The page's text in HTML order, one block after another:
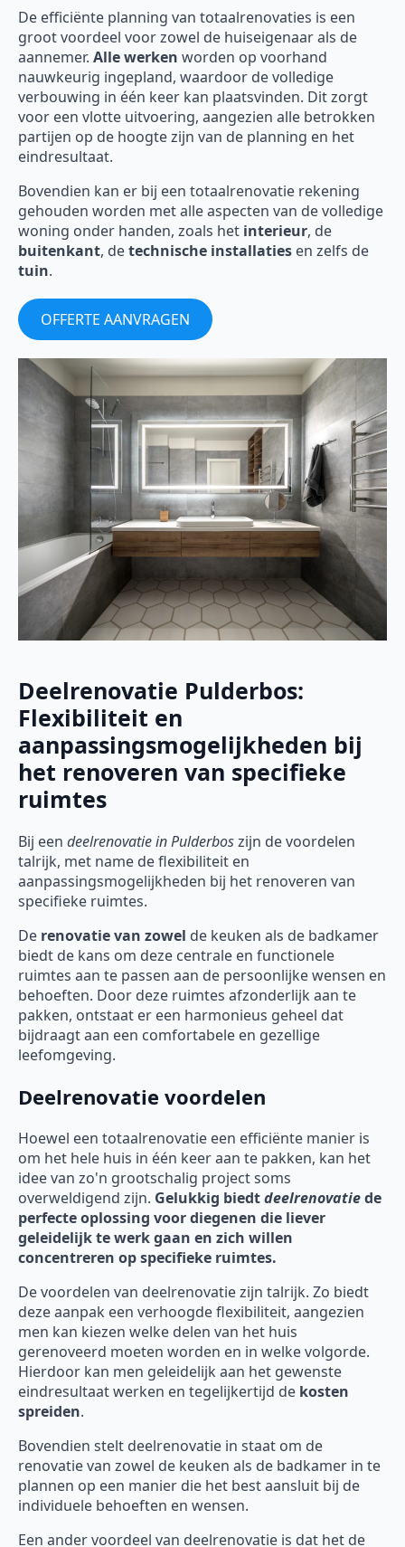
De efficiënte planning van totaalrenovaties is een
groot voordeel voor zowel de huiseigenaar als de
aannemer. Alle werken worden op voorhand
nauwkeurig ingepland, waardoor de volledige
verbouwing in één keer kan plaatsvinden. Dit zorgt
voor een vlotte uitvoering, aangezien alle betrokken
partijen op de hoogte zijn van de planning en het
eindresultaat.
Bovendien kan er bij een totaalrenovatie rekening
gehouden worden met alle aspecten van de volledige
woning onder handen, zoals het interieur, de
buitenkant, detechnische installaties en zelfs de
tuin.
OFFERTE AANVRAGEN
Deelrenovatie Pulderbos:
Flexibiliteit en
aanpassingsmogelijkheden bij
het renoveren van specifieke
ruimtes
Bij een deelrenovatiein Pulderboszijn de voordelen
talrijk, met name de flexibiliteit en
aanpassingsmogelijkheden bij het renoveren van
specifieke ruimtes.
De renovatie van zowel de keuken als de badkamer
biedt de kans om deze centrale en functionele
ruimtes aan te passen aan de persoonlijke wensen en
behoeften. Door deze ruimtes afzonderlijk aan te
pakken, ontstaat er een harmonieus geheel dat
bijdraagt aan een comfortabele en gezellige
leefomgeving.
Deelrenovatie voordelen
Hoewel een totaalrenovatie een efficiënte manier is
om het hele huis in één keer aan te pakken, kan het
idee van zo'n grootschalig project soms
overweldigend zijn. Gelukkig biedtdeelrenovatiede
perfecte oplossing voor diegenen die liever
geleidelijk te werk gaan en zich willen
concentreren op specifieke ruimtes.
De voordelen van deelrenovatie zijn talrijk. Zo biedt
deze aanpak een verhoogde flexibiliteit, aangezien
men kan kiezen welke delen van het huis
gerenoveerd moeten worden en in welke volgorde.
Hierdoor kan men geleidelijk aan het gewenste
eindresultaat werken en tegelijkertijd de kosten
spreiden.
Bovendien stelt deelrenovatie in staat om de
renovatie van zowel de keuken als de badkamer in te
plannen op een manier die het best aansluit bij de
individuele behoeften en wensen.
Een ander voordeel van deelrenovatie is dat het de